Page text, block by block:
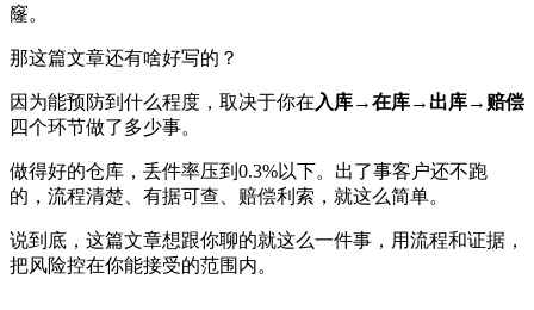
窿。
那这篇文章还有啥好写的？
因为能预防到什么程度，取决于你在 入库→在库→出库→赔偿
四个环节做了多少事。
做得好的仓库，丢件率压到0.3%以下。出了事客户还不跑
的，流程清楚、有据可查、赔偿利索，就这么简单。
说到底，这篇文章想跟你聊的就这么一件事，用流程和证据，
把风险控在你能接受的范围内。